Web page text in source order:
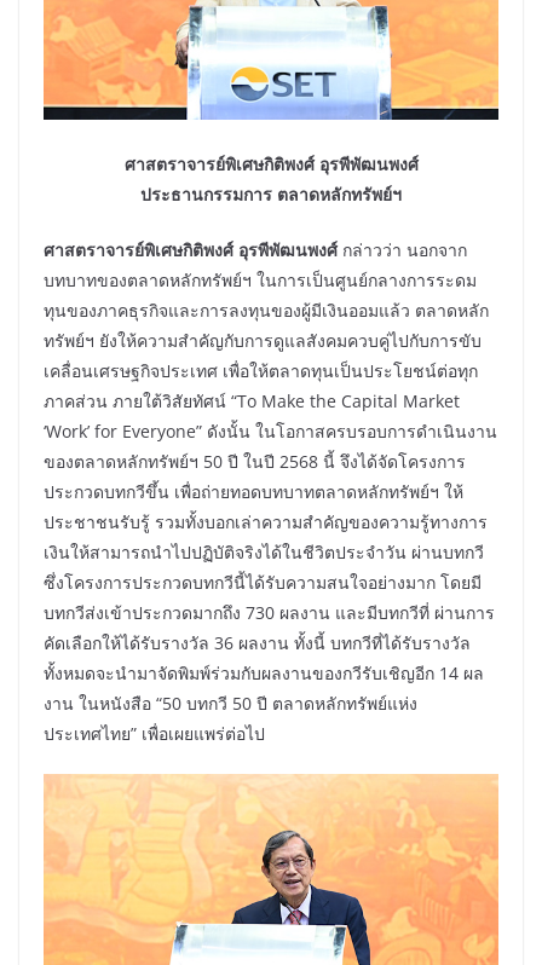
ศาสตราจารย์พิเศษกิติพงศ์ อุรพีพัฒนพงศ์
ประธานกรรมการ ตลาดหลักทรัพย์ฯ
ศาสตราจารย์พิเศษกิติพงศ์ อุรพีพัฒนพงศ์กล่าวว่า นอกจาก
บทบาทของตลาดหลักทรัพย์ฯ ในการเป็นศูนย์กลางการระดม
ทุนของภาคธุรกิจและการลงทุนของผู้มีเงินออมแล้ว ตลาดหลัก
ทรัพย์ฯ ยังให้ความสำคัญกับการดูแลสังคมควบคู่ไปกับการขับ
เคลื่อนเศรษฐกิจประเทศ เพื่อให้ตลาดทุนเป็นประโยชน์ต่อทุก
ภาคส่วน ภายใต้วิสัยทัศน์ “To Make the Capital Market
‘Work’ for Everyone” ดังนั้น ในโอกาสครบรอบการดำเนินงาน
ของตลาดหลักทรัพย์ฯ 50 ปี ในปี 2568 นี้ จึงได้จัดโครงการ
ประกวดบทกวีขึ้น เพื่อถ่ายทอดบทบาทตลาดหลักทรัพย์ฯ ให้
ประชาชนรับรู้ รวมทั้งบอกเล่าความสำคัญของความรู้ทางการ
เงินให้สามารถนำไปปฏิบัติจริงได้ในชีวิตประจำวัน ผ่านบทกวี
ซึ่งโครงการประกวดบทกวีนี้ได้รับความสนใจอย่างมาก โดยมี
บทกวีส่งเข้าประกวดมากถึง 730 ผลงาน และมีบทกวีที่ ผ่านการ
คัดเลือกให้ได้รับรางวัล 36 ผลงาน ทั้งนี้ บทกวีที่ได้รับรางวัล
ทั้งหมดจะนำมาจัดพิมพ์ร่วมกับผลงานของกวีรับเชิญอีก 14 ผล
งาน ในหนังสือ “50 บทกวี 50 ปี ตลาดหลักทรัพย์แห่ง
ประเทศไทย” เพื่อเผยแพร่ต่อไป